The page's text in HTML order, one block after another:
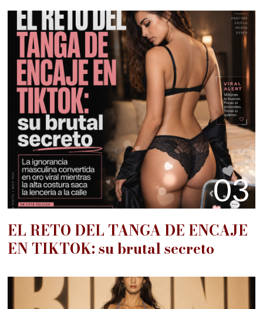
03
EL RETO DEL TANGA DE ENCAJE
EN TIKTOK: su brutal secreto